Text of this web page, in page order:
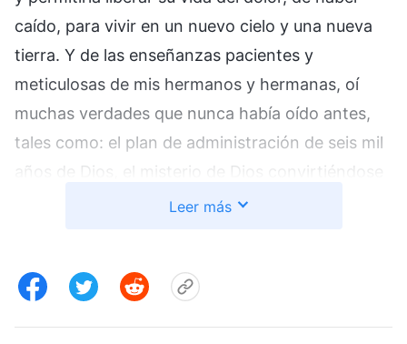
caído, para vivir en un nuevo cielo y una nueva
tierra. Y de las enseñanzas pacientes y
meticulosas de mis hermanos y hermanas, oí
muchas verdades que nunca había oído antes,
tales como: el plan de administración de seis mil
años de Dios, el misterio de Dios convirtiéndose
en carne, que la gente corrupta necesita la
adorar al Señor de todas las creaciones, cómo
Leer más